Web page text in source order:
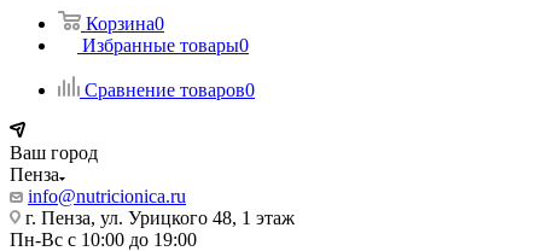
Корзина0
Избранные товары0
Сравнение товаров0
Ваш город
Пенза
info@nutricionica.ru
г. Пенза, ул. Урицкого 48, 1 этаж
Пн-Вс с 10:00 до 19:00